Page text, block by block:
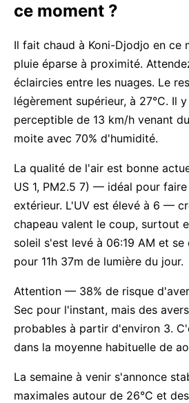
ce moment ?
Il fait chaud à Koni-Djodjo en ce
pluie éparse à proximité.
éclaircies entre les nuages. Le
légèrement supérieur, à 27°C. Il
perceptible de 13 km/h venant
moite avec 70% d'humidité.
La qualité de l'air est bonne
US 1, PM2.5 7) — idéal pour
extérieur. L'UV est élevé à 6 —
chapeau valent le coup, surtout
soleil s'est levé à 06:19 AM et
pour 11h 37m de lumière du jour.
Attention — 38% de risque
Sec pour l'instant, mais des
probables à partir d'environ 3.
dans la moyenne habituelle de
La semaine à venir s'annonce
maximales autour de 26°C et